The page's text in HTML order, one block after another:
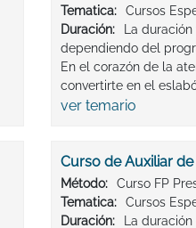
Tematica:
Cursos
Duración:
La
dependiendo del
En el corazón de la
convertirte en el
ver temario
Curso de Auxiliar
Método:
Curso FP
Tematica:
Cursos
Duración:
La